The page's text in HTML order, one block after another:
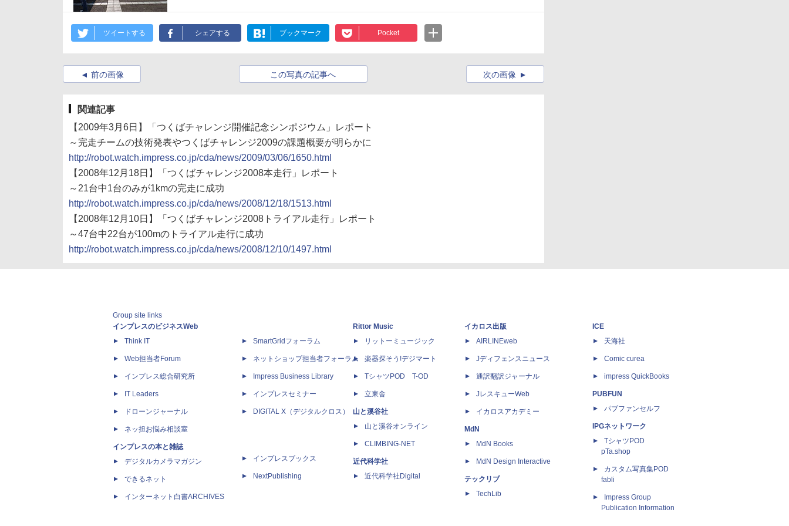
ツイートする シェアする ブックマーク Pocket
前の画像 この写真の記事へ 次の画像
関連記事
【2009年3月6日】「つくばチャレンジ開催記念シンポジウム」レポート
～完走チームの技術発表やつくばチャレンジ2009の課題概要が明らかに
http://robot.watch.impress.co.jp/cda/news/2009/03/06/1650.html
【2008年12月18日】「つくばチャレンジ2008本走行」レポート
～21台中1台のみが1kmの完走に成功
http://robot.watch.impress.co.jp/cda/news/2008/12/18/1513.html
【2008年12月10日】「つくばチャレンジ2008トライアル走行」レポート
～47台中22台が100mのトライアル走行に成功
http://robot.watch.impress.co.jp/cda/news/2008/12/10/1497.html
Group site links
インプレスのビジネスWeb
Think IT
Web担当者Forum
インプレス総合研究所
IT Leaders
ドローンジャーナル
ネッ担お悩み相談室
インプレスの本と雑誌
デジタルカメラマガジン
できるネット
インターネット白書ARCHIVES
SmartGridフォーラム
ネットショップ担当者フォーラム
Impress Business Library
インプレスセミナー
DIGITAL X（デジタルクロス）
インプレスブックス
NextPublishing
Rittor Music
リットーミュージック
楽器探そう!デジマート
TシャツPOD T-OD
立東舎
山と溪谷社
山と溪谷オンライン
CLIMBING-NET
近代科学社
近代科学社Digital
イカロス出版
AIRLINEweb
Jディフェンスニュース
通訳翻訳ジャーナル
JレスキューWeb
イカロスアカデミー
MdN
MdN Books
MdN Design Interactive
テックリブ
TechLib
ICE
天海社
Comic curea
impress QuickBooks
PUBFUN
パブファンセルフ
IPGネットワーク
TシャツPOD
pTa.shop
カスタム写真集POD
fabli
Impress Group
Publication Information